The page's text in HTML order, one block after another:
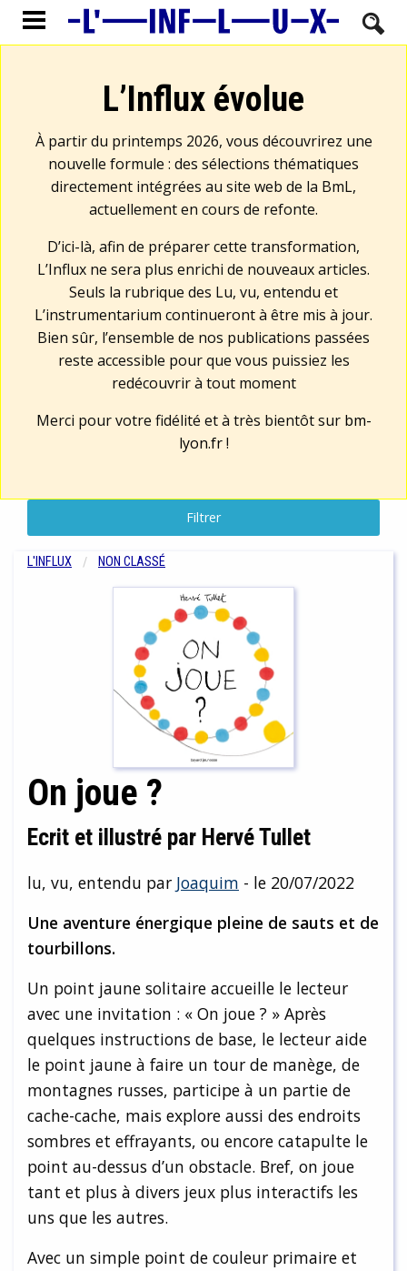
L’Influx évolue
À partir du printemps 2026, vous découvrirez une
nouvelle formule : des sélections thématiques
directement intégrées au site web de la BmL,
actuellement en cours de refonte.
D’ici-là, afin de préparer cette transformation,
L’Influx ne sera plus enrichi de nouveaux articles.
Seuls la rubrique des Lu, vu, entendu et
L’instrumentarium continueront à être mis à jour.
Bien sûr, l’ensemble de nos publications passées
reste accessible pour que vous puissiez les
redécouvrir à tout moment
Merci pour votre fidélité et à très bientôt sur bm-
lyon.fr!
Filtrer
L'INFLUX NON CLASSÉ
On joue ?
Ecrit et illustré par Hervé Tullet
lu, vu, entendu par Joaquim - le 20/07/2022
Une aventure énergique pleine de sauts et de
tourbillons.
Un point jaune solitaire accueille le lecteur
avec une invitation : « On joue ? » Après
quelques instructions de base, le lecteur aide
le point jaune à faire un tour de manège, de
montagnes russes, participe à un partie de
cache-cache, mais explore aussi des endroits
sombres et effrayants, ou encore catapulte le
point au-dessus d’un obstacle. Bref, on joue
tant et plus à divers jeux plus interactifs les
uns que les autres.
Avec un simple point de couleur primaire et